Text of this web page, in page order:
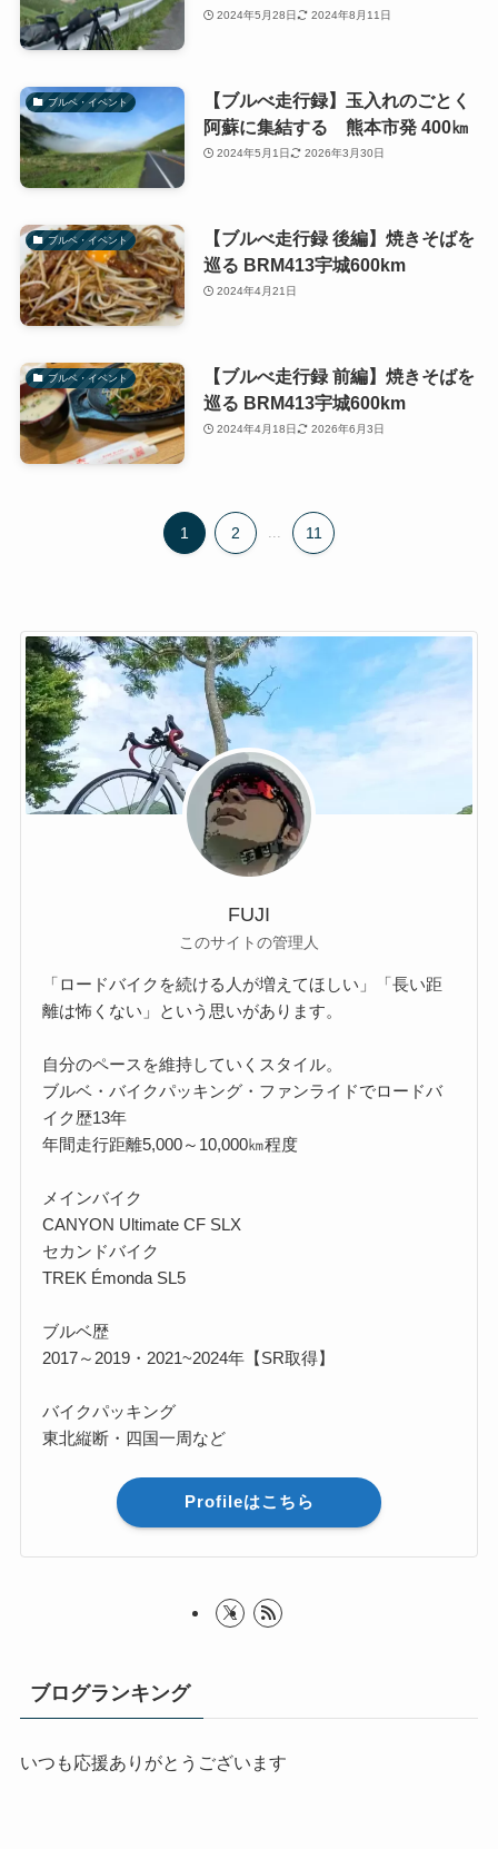
2024年5月28日 2024年8月11日
ブルベ・イベント
【ブルべ走行録】玉入れのごとく
阿蘇に集結する 熊本市発 400㎞
2024年5月1日 2026年3月30日
ブルベ・イベント
【ブルべ走行録 後編】焼きそばを
巡る BRM413宇城600km
2024年4月21日
ブルベ・イベント
【ブルべ走行録 前編】焼きそばを
巡る BRM413宇城600km
2024年4月18日 2026年6月3日
1 2 ... 11
FUJI
このサイトの管理人
「ロードバイクを続ける人が増えてほしい」「長い距
離は怖くない」という思いがあります。
自分のペースを維持していくスタイル。
ブルベ・バイクパッキング・ファンライドでロードバ
イク歴13年
年間走行距離5,000～10,000㎞程度
メインバイク
CANYON Ultimate CF SLX
セカンドバイク
TREK Émonda SL5
ブルベ歴
2017～2019・2021~2024年【SR取得】
バイクパッキング
東北縦断・四国一周など
Profileはこちら
ブログランキング
いつも応援ありがとうございます